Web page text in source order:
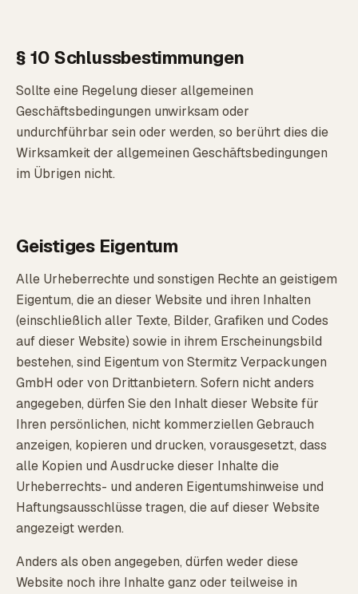
§ 10 Schlussbestimmungen
Sollte eine Regelung dieser allgemeinen
Geschäftsbedingungen unwirksam oder
undurchführbar sein oder werden, so berührt dies die
Wirksamkeit der allgemeinen Geschäftsbedingungen
im Übrigen nicht.
Geistiges Eigentum
Alle Urheberrechte und sonstigen Rechte an geistigem
Eigentum, die an dieser Website und ihren Inhalten
(einschließlich aller Texte, Bilder, Grafiken und Codes
auf dieser Website) sowie in ihrem Erscheinungsbild
bestehen, sind Eigentum von Stermitz Verpackungen
GmbH oder von Drittanbietern. Sofern nicht anders
angegeben, dürfen Sie den Inhalt dieser Website für
Ihren persönlichen, nicht kommerziellen Gebrauch
anzeigen, kopieren und drucken, vorausgesetzt, dass
alle Kopien und Ausdrucke dieser Inhalte die
Urheberrechts- und anderen Eigentumshinweise und
Haftungsausschlüsse tragen, die auf dieser Website
angezeigt werden.
Anders als oben angegeben, dürfen weder diese
Website noch ihre Inhalte ganz oder teilweise in